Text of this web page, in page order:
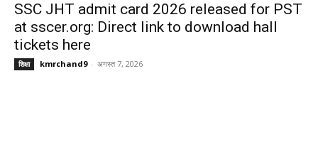
SSC JHT admit card 2026 released for PST
at sscer.org: Direct link to download hall
tickets here
शिक्षा kmrchand9 - अगस्त 7, 2026